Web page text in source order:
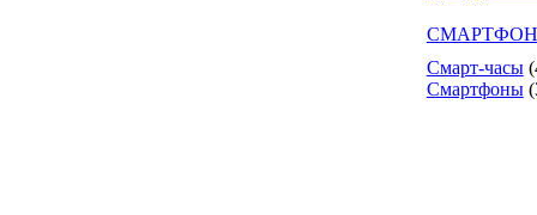
Смарт-часы
Смартфоны